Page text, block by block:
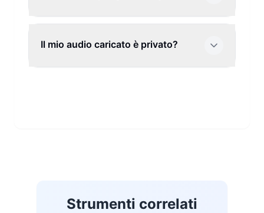
Il mio audio caricato è privato?
Strumenti correlati